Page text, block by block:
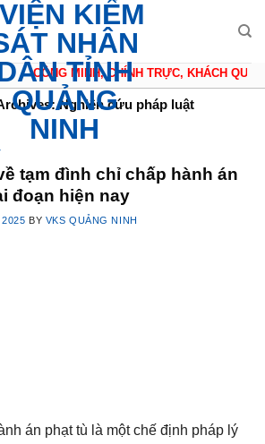
CÔNG MINH, CHÍNH TRỰC, KHÁCH QUAN,
Nghiên cứu pháp luật
tạm đình chỉ chấp hành án
đoạn hiện nay
BY VKS QUẢNG NINH
án phạt tù là một chế định pháp lý